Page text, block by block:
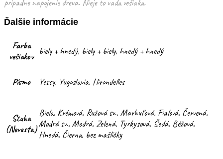
pripadne napojenie dreva. Nieje to vada vešiaka.
Ďalšie informácie
Farba
vešiakov biely + hnedý, biely + biely, hnedý + hnedý
Písmo Yessy, Yugoslavia, Hirondelles
Stuha
(Nevesta)
Biela, Krémová, Ružová sv., Marhuľová, Fialová, Červená,
Modrá sv., Modrá, Zelená, Tyrkysová, Šedá, Béžová,
Hnedá, Čierna, bez mašličky